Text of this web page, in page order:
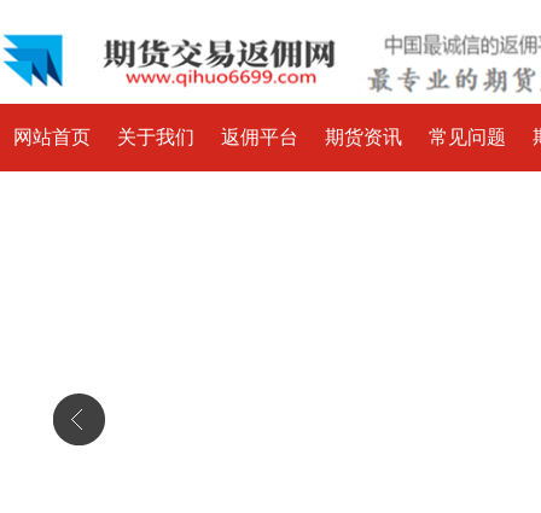
网站首页 关于我们 返佣平台 期货资讯 常见问题